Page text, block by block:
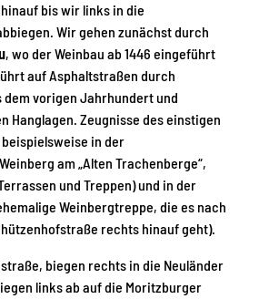
bis wir links in die
Wir gehen zunächst durch
, wo der Weinbau ab 1446 eingeführt
auf Asphaltstraßen durch
dem vorigen Jahrhundert und
Hanglagen. Zeugnisse des einstigen
in der
am „Alten Trachenberge“,
und Treppen) und in der
Weinbergtreppe, die es nach
rechts hinauf geht).
biegen rechts in die Neuländer
links ab auf die Moritzburger